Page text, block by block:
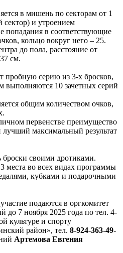
в мишень по секторам от 1
и утроением
попадания в соответствующие
кольцо вокруг него – 25.
до пола, расстояние от
см.
пробную серию из 3-х бросков,
выполняются 10 зачетных серий
общим количеством очков,
первенстве преимущество
максимальный результат
своими дротиками.
места во всех видах программы
кубками и подарочными
подаются в оргкомитет
до 7 ноября 2025 года по тел. 4-
культуре и спорту
район», тел. 8-924-363-49-
Артемова Евгения